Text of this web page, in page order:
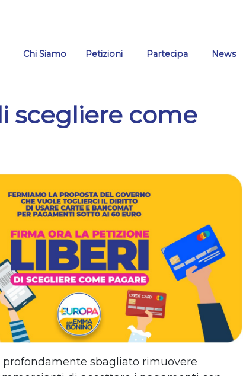
Chi Siamo Petizioni Partecipa News
scegliere come
profondamente sbagliato rimuovere